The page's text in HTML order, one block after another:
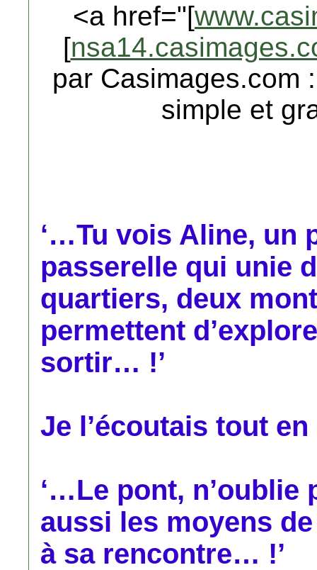
<a href="[
[
par Casimages.com
simple et
‘…Tu vois Aline, un
passerelle qui unie
quartiers, deux
permettent
sortir… !’
Je l’écoutais tout
‘…Le pont, n’oublie
aussi les moyens
à sa rencontre… !’